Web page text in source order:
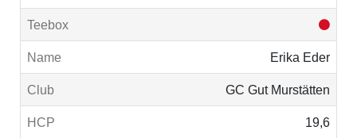
Erika Eder
GC Gut Murstätten
19,6